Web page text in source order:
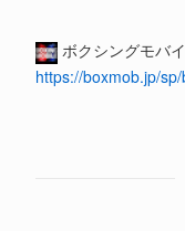
ボクシングモバ
https://boxmob.jp/